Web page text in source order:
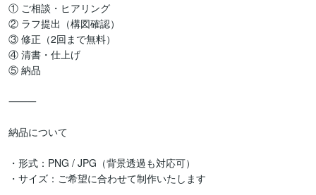
① ご相談・ヒアリング
② ラフ提出（構図確認）
③ 修正（2回まで無料）
④ 清書・仕上げ
⑤ 納品
⸻
納品について
・形式：PNG / JPG（背景透過も対応可）
・サイズ：ご希望に合わせて制作いたします